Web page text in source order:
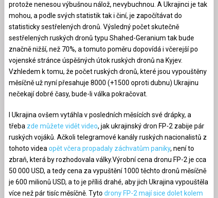
protože nenesou výbušnou nálož, nevybuchnou. A Ukrajinci je tak
mohou, a podle svých statistik tak i činí, je započítávat do
statisticky sestřelených dronů. Výsledný počet skutečně
sestřelených ruských dronů typu Shahed-Geranium tak bude
značně nižší, než 70%, a tomuto poměru dopovídá i včerejší po
vojenské stránce úspěšných útok ruských dronů na Kyjev.
Vzhledem k tomu, že počet ruských dronů, které jsou vypouštěny
měsíčně už nyní přesahuje 8000 (+1500 oproti dubnu) Ukrajinu
nečekají dobré časy, bude-li válka pokračovat.
I Ukrajina ovšem vytáhla v posledních měsících své drápky, a
třeba zde můžete vidět video, jak ukrajinský dron FP-2 zabije pár
ruských vojáků. Ačkoli telegramové kanály ruských nacionalistů z
tohoto videaopět včera propadaly záchvatům paniky, není to
zbraň, která by rozhodovala války.Výrobní cena dronu FP-2 je cca
50 000 USD, a tedy cena za vypuštění 1000 těchto dronů měsíčně
je 600 milionů USD, a to je příliš drahé, aby jich Ukrajina vypouštěla
více než pár tisíc měsíčně. Tyto drony FP-2 mají sice dolet kolem